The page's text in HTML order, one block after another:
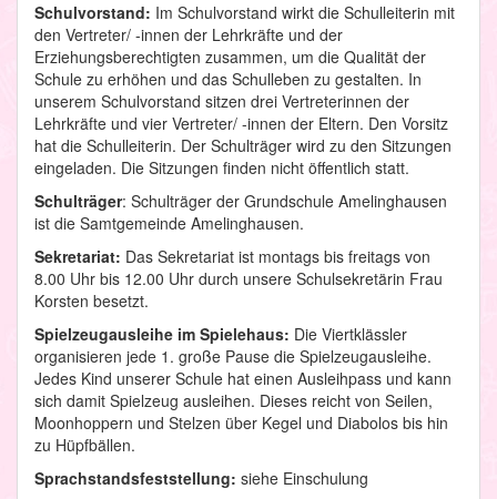
Schulvorstand: Im Schulvorstand wirkt die Schulleiterin mit
den Vertreter/ -innen der Lehrkräfte und der
Erziehungsberechtigten zusammen, um die Qualität der
Schule zu erhöhen und das Schulleben zu gestalten. In
unserem Schulvorstand sitzen drei Vertreterinnen der
Lehrkräfte und vier Vertreter/ -innen der Eltern. Den Vorsitz
hat die Schulleiterin. Der Schulträger wird zu den Sitzungen
eingeladen. Die Sitzungen finden nicht öffentlich statt.
Schulträger: Schulträger der Grundschule Amelinghausen
ist die Samtgemeinde Amelinghausen.
Sekretariat: Das Sekretariat ist montags bis freitags von
8.00 Uhr bis 12.00 Uhr durch unsere Schulsekretärin Frau
Korsten besetzt.
Spielzeugausleihe im Spielehaus: Die Viertklässler
organisieren jede 1. große Pause die Spielzeugausleihe.
Jedes Kind unserer Schule hat einen Ausleihpass und kann
sich damit Spielzeug ausleihen. Dieses reicht von Seilen,
Moonhoppern und Stelzen über Kegel und Diabolos bis hin
zu Hüpfbällen.
Sprachstandsfeststellung: siehe Einschulung